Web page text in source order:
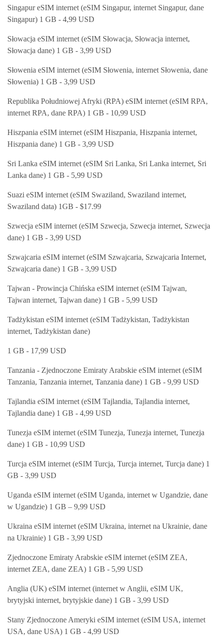
Singapur eSIM internet (eSIM Singapur, internet Singapur, dane
Singapur) 1 GB - 4,99 USD
Słowacja eSIM internet (eSIM Słowacja, Słowacja internet,
Słowacja dane) 1 GB - 3,99 USD
Słowenia eSIM internet (eSIM Słowenia, internet Słowenia, dane
Słowenia) 1 GB - 3,99 USD
Republika Południowej Afryki (RPA) eSIM internet (eSIM RPA,
internet RPA, dane RPA) 1 GB - 10,99 USD
Hiszpania eSIM internet (eSIM Hiszpania, Hiszpania internet,
Hiszpania dane) 1 GB - 3,99 USD
Sri Lanka eSIM internet (eSIM Sri Lanka, Sri Lanka internet, Sri
Lanka dane) 1 GB - 5,99 USD
Suazi eSIM internet (eSIM Swaziland, Swaziland internet,
Swaziland data) 1GB - $17.99
Szwecja eSIM internet (eSIM Szwecja, Szwecja internet, Szwecja
dane) 1 GB - 3,99 USD
Szwajcaria eSIM internet (eSIM Szwajcaria, Szwajcaria Internet,
Szwajcaria dane) 1 GB - 3,99 USD
Tajwan - Prowincja Chińska eSIM internet (eSIM Tajwan,
Tajwan internet, Tajwan dane) 1 GB - 5,99 USD
Tadżykistan eSIM internet (eSIM Tadżykistan, Tadżykistan
internet, Tadżykistan dane)
1 GB - 17,99 USD
Tanzania - Zjednoczone Emiraty Arabskie eSIM internet (eSIM
Tanzania, Tanzania internet, Tanzania dane) 1 GB - 9,99 USD
Tajlandia eSIM internet (eSIM Tajlandia, Tajlandia internet,
Tajlandia dane) 1 GB - 4,99 USD
Tunezja eSIM internet (eSIM Tunezja, Tunezja internet, Tunezja
dane) 1 GB - 10,99 USD
Turcja eSIM internet (eSIM Turcja, Turcja internet, Turcja dane) 1
GB - 3,99 USD
Uganda eSIM internet (eSIM Uganda, internet w Ugandzie, dane
w Ugandzie) 1 GB – 9,99 USD
Ukraina eSIM internet (eSIM Ukraina, internet na Ukrainie, dane
na Ukrainie) 1 GB - 3,99 USD
Zjednoczone Emiraty Arabskie eSIM internet (eSIM ZEA,
internet ZEA, dane ZEA) 1 GB - 5,99 USD
Anglia (UK) eSIM internet (internet w Anglii, eSIM UK,
brytyjski internet, brytyjskie dane) 1 GB - 3,99 USD
Stany Zjednoczone Ameryki eSIM internet (eSIM USA, internet
USA, dane USA) 1 GB - 4,99 USD